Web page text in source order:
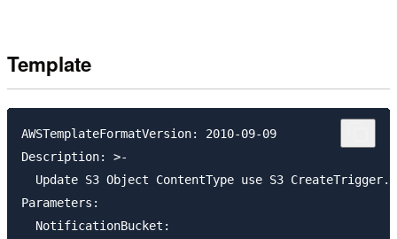
Template
AWSTemplateFormatVersion: 2010-09-09
Description: >-
  Update S3 Object ContentType use S3 CreateTrigger.
Parameters:
  NotificationBucket: